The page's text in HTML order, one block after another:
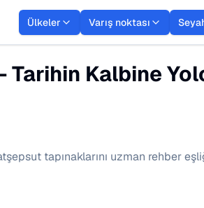
Ülkeler Varış noktası
Kalbine
tapınaklarını uzman rehber